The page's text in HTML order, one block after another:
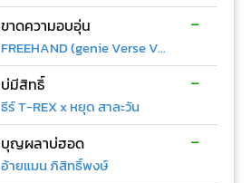
ขาดความอบอุ่น
FREEHAND (genie Verse Vol.1)
-
บ่มีสิทธิ์
ธีร์ T-REX x หยุด สาละวัน
-
บุญผลาบ่ฮอด
อ้ายแมน ภิสิทธิ์พงษ์
-